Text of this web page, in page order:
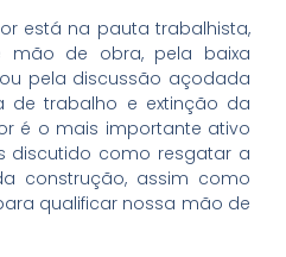
está na pauta trabalhista,
mão de obra, pela baixa
pela discussão açodada
de trabalho e extinção da
é o mais importante ativo
discutido como resgatar a
construção, assim como
qualificar nossa mão de